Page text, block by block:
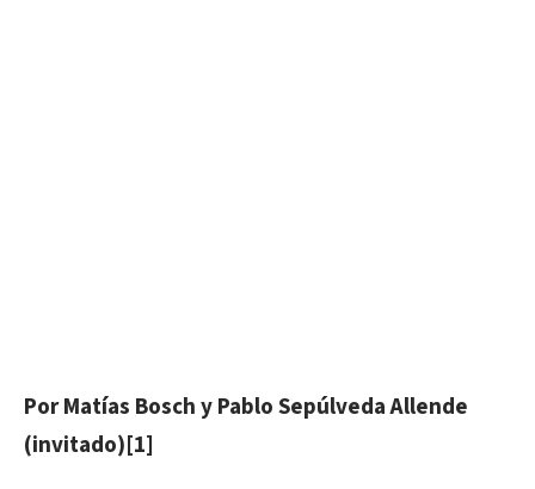
Por Matías Bosch y Pablo Sepúlveda Allende
(invitado)[1]